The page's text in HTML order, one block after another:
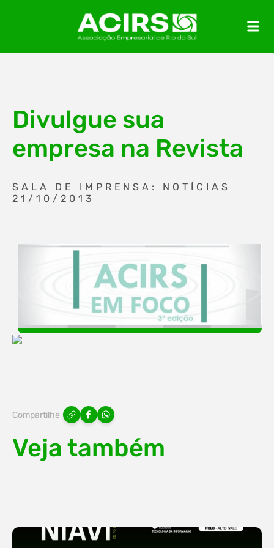
Divulgue sua
empresa na Revista
SALA DE IMPRENSA: NOTÍCIAS
21/10/2013
Compartilhe
Veja também